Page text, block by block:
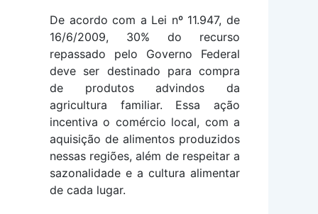
De acordo com a Lei nº 11.947, de
16/6/2009, 30% do recurso
repassado pelo Governo Federal
deve ser destinado para compra
de produtos advindos da
agricultura familiar. Essa ação
incentiva o comércio local, com a
aquisição de alimentos produzidos
nessas regiões, além de respeitar a
sazonalidade e a cultura alimentar
de cada lugar.